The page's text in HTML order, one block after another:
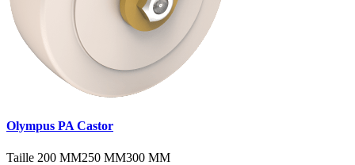
Olympus PA Castor
Taille 200 MM250 MM300 MM